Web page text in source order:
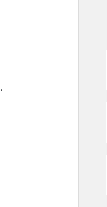
.